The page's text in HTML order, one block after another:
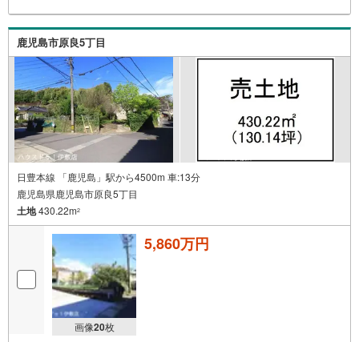
徒歩17分（約1320m）・鹿児島女子高等学校まで徒歩20分
（約1580m） 住宅ローンのご相談も承ります！お気軽にご
相談ください
鹿児島市原良5丁目
日豊本線 「鹿児島」駅から4500m 車:13分
鹿児島県鹿児島市原良5丁目
土地430.22m2
画像20枚
5,860万円